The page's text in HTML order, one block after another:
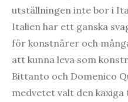
utställningen inte bor i
Italien har ett ganska
för konstnärer och
att kunna leva som
Bittanto och Domenico
medvetet valt den